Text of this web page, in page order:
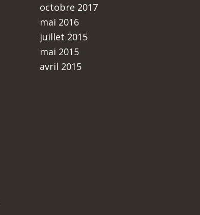
octobre 2017
mai 2016
juillet 2015
mai 2015
avril 2015